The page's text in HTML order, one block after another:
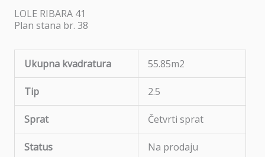
LOLE RIBARA 41
Plan stana br. 38
Ukupna kvadratura 55.85m2
Tip 2.5
Sprat Četvrti sprat
Status Na prodaju